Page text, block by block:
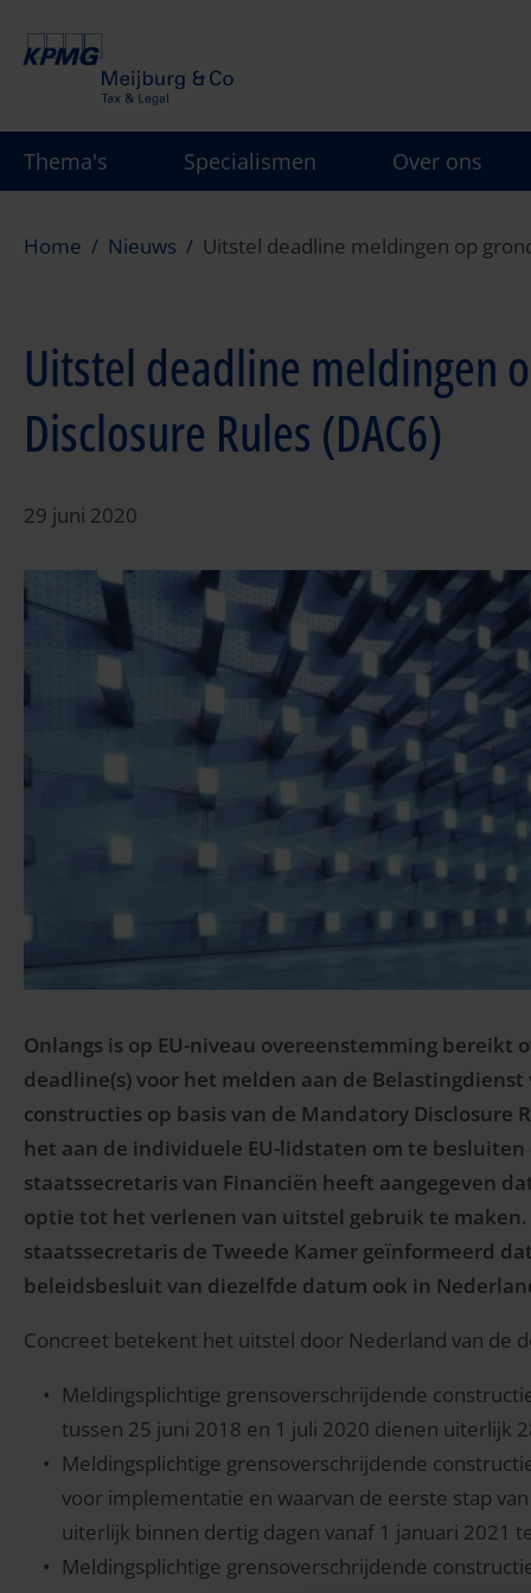
gaan
Thema's Specialismen Over ons
Home Nieuws Uitstel deadline meldingen op
Uitstel deadline meldingen
Disclosure Rules (DAC6)
29 juni 2020
Onlangs is op EU-niveau overeenstemming
deadline(s) voor het melden aan de
constructies op basis van de Mandatory Disclosure
het aan de individuele EU-lidstaten om te
staatssecretaris van Financiën heeft aangegeven
optie tot het verlenen van uitstel gebruik te
staatssecretaris de Tweede Kamer geïnformeerd
beleidsbesluit van diezelfde datum ook in
Concreet betekent het uitstel door Nederland van de
Meldingsplichtige grensoverschrijdende
tussen 25 juni 2018 en 1 juli 2020 dienen uiterlijk
Meldingsplichtige grensoverschrijdende
voor implementatie en waarvan de eerste stap
uiterlijk binnen dertig dagen vanaf 1 januari 2021
Meldingsplichtige grensoverschrijdende